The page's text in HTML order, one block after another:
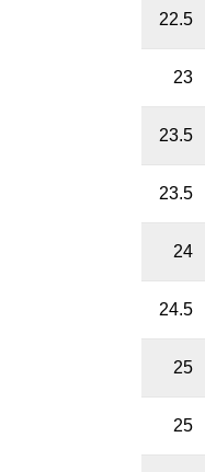
22.5
23
23.5
23.5
24
24.5
25
25